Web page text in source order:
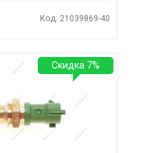
Код: 21039869-40
Скидка 7%